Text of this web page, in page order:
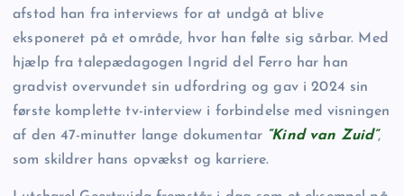
afstod han fra interviews for at undgå at blive
eksponeret på et område, hvor han følte sig sårbar. Med
hjælp fra talepædagogen Ingrid del Ferro har han
gradvist overvundet sin udfordring og gav i 2024 sin
første komplette tv-interview i forbindelse med visningen
af den 47-minutter lange dokumentar “Kind van Zuid”,
som skildrer hans opvækst og karriere.